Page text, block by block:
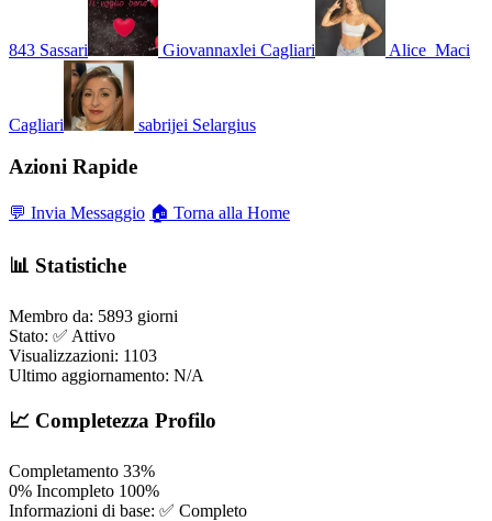
843 Sassari Giovannaxlei Cagliari Alice_Maci
Cagliari sabrijei Selargius
Azioni Rapide
💬 Invia Messaggio 🏠 Torna alla Home
📊 Statistiche
Membro da: 5893 giorni
Stato: ✅ Attivo
Visualizzazioni: 1103
Ultimo aggiornamento: N/A
📈 Completezza Profilo
Completamento 33%
0% Incompleto 100%
Informazioni di base: ✅ Completo